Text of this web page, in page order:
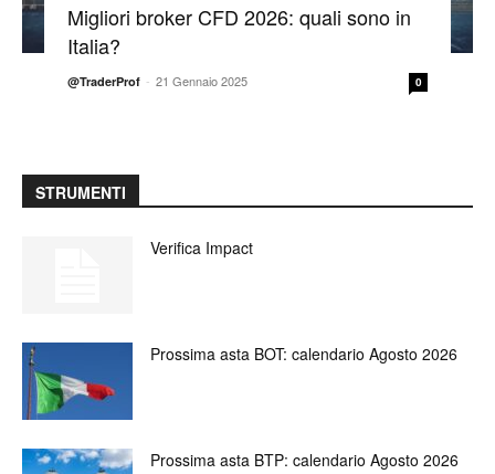
Migliori broker CFD 2026: quali sono in
Italia?
@TraderProf - 21 Gennaio 2025 0
STRUMENTI
Verifica Impact
Prossima asta BOT: calendario Agosto 2026
Prossima asta BTP: calendario Agosto 2026